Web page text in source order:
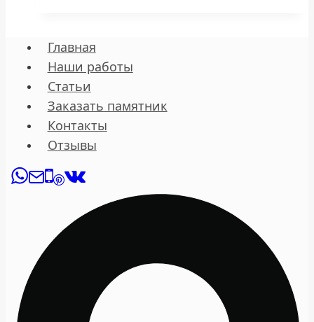
Главная
Наши работы
Статьи
Заказать памятник
Контакты
Отзывы